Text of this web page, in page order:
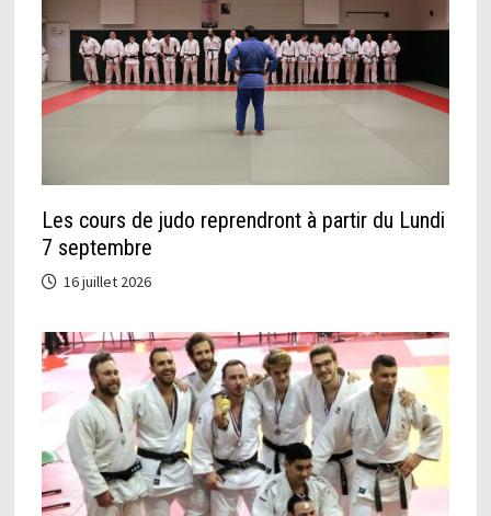
Les cours de judo reprendront à partir du Lundi
7 septembre
16 juillet 2026